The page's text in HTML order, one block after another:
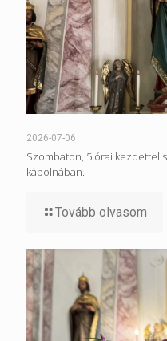
2026-07-06
Szombaton, 5 órai kezdettel
kápolnában.
Tovább olvasom